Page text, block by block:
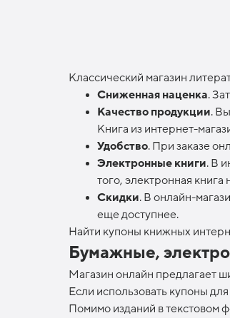
Классический магазин
Сниженная наценка.
Качество продукции.
Книга из интернет-
Удобство. При заказе
Электронные книги. В
того, электронная
Скидки. В онлайн-
еще доступнее.
Найти купоны книжных
Бумажные,
Магазин онлайн предлагает
Если использовать купоны
Помимо изданий в текстовом